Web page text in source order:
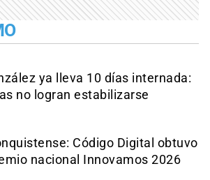
ya lleva 10 días internada:
no logran estabilizarse
Código Digital obtuvo
nacional Innovamos 2026